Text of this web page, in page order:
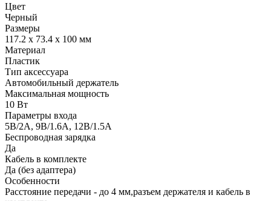
Цвет
Черный
Размеры
117.2 x 73.4 x 100 мм
Материал
Пластик
Тип аксессуара
Автомобильный держатель
Максимальная мощность
10 Вт
Параметры входа
5В/2A, 9В/1.6A, 12В/1.5A
Беспроводная зарядка
Да
Кабель в комплекте
Да (без адаптера)
Особенности
Расстояние передачи - до 4 мм,разъем держателя и кабель в